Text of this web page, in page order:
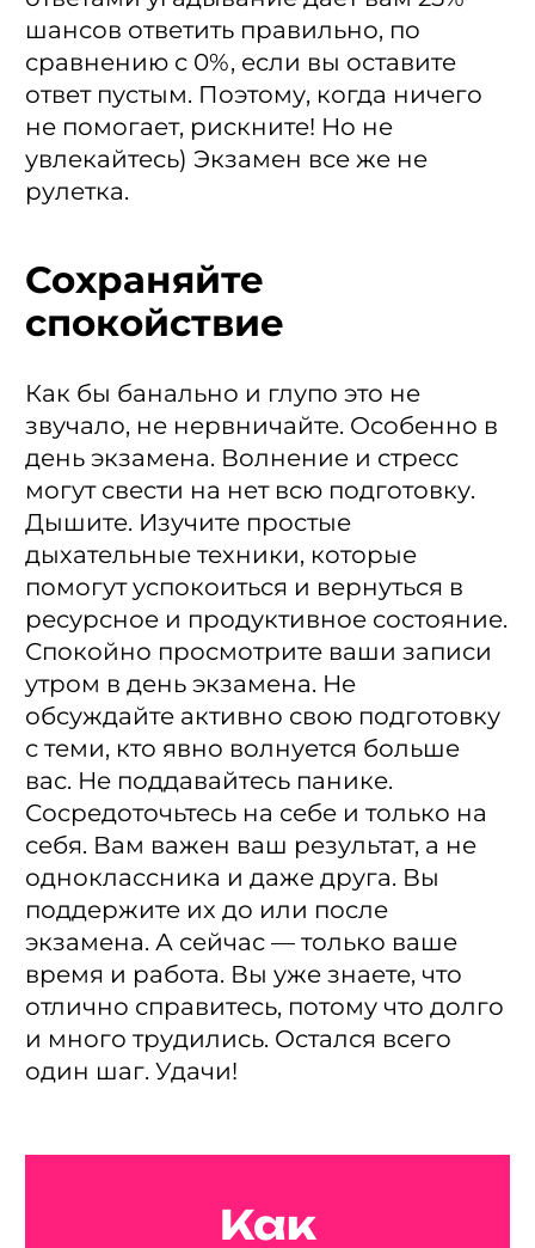
шансов ответить правильно, по
сравнению с 0%, если вы оставите
ответ пустым. Поэтому, когда ничего
не помогает, рискните! Но не
увлекайтесь) Экзамен все же не
рулетка.
Сохраняйте
спокойствие
Как бы банально и глупо это не
звучало, не нервничайте. Особенно в
день экзамена. Волнение и стресс
могут свести на нет всю подготовку.
Дышите. Изучите простые
дыхательные техники, которые
помогут успокоиться и вернуться в
ресурсное и продуктивное состояние.
Спокойно просмотрите ваши записи
утром в день экзамена. Не
обсуждайте активно свою подготовку
с теми, кто явно волнуется больше
вас. Не поддавайтесь панике.
Сосредоточьтесь на себе и только на
себя. Вам важен ваш результат, а не
одноклассника и даже друга. Вы
поддержите их до или после
экзамена. А сейчас — только ваше
время и работа. Вы уже знаете, что
отлично справитесь, потому что долго
и много трудились. Остался всего
один шаг. Удачи!
Как